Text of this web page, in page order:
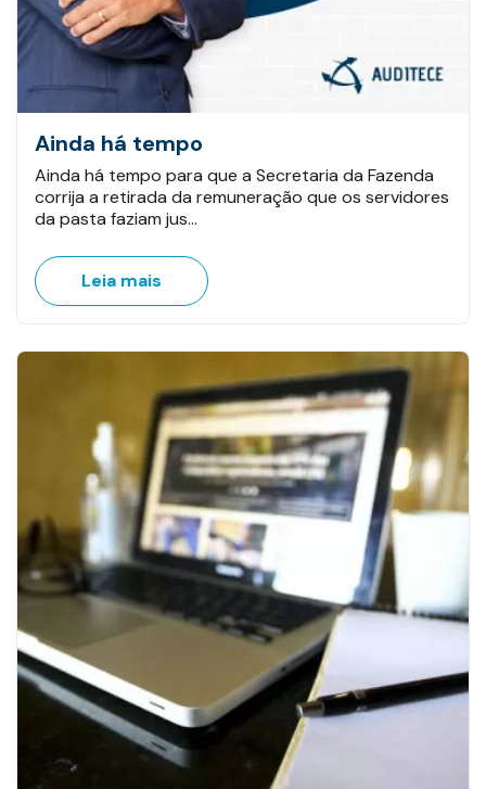
Ainda há tempo
Ainda há tempo para que a Secretaria da Fazenda
corrija a retirada da remuneração que os servidores
da pasta faziam jus…
Leia mais